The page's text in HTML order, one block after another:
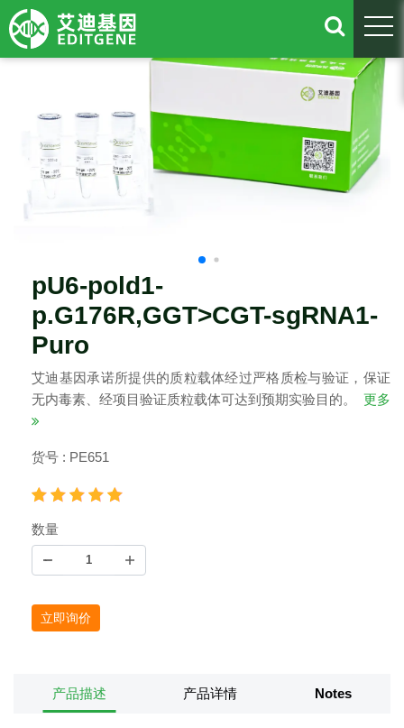
pU6-pold1-
p.G176R,GGT>CGT-sgRNA1-
Puro
艾迪基因承诺所提供的质粒载体经过严格质检与验证，保证
无内毒素、经项目验证质粒载体可达到预期实验目的。
更多
货号 : PE651
数量
立即询价
产品描述 产品详情 Notes